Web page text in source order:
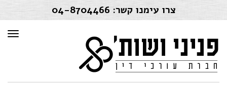
צרו עימנו קשר: 04-8704466